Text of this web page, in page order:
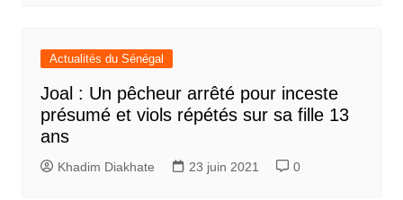
Actualités du Sénégal
Joal : Un pêcheur arrêté pour inceste
présumé et viols répétés sur sa fille 13
ans
Khadim Diakhate 23 juin 2021 0